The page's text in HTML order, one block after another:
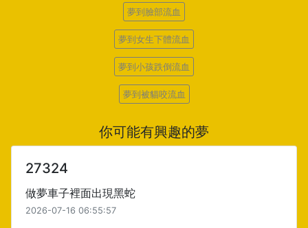
夢到臉部流血
夢到女生下體流血
夢到小孩跌倒流血
夢到被貓咬流血
你可能有興趣的夢
27324
做夢車子裡面出現黑蛇
2026-07-16 06:55:57